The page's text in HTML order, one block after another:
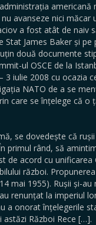
avanseze nici
a fost atât de naiv
Stat James Baker și
două documente
ul OSCE de la
3 iulie 2008 cu ocazia
NATO de a se
care se înțelege că o
se dovedește că
primul rând, să
de acord cu
război.
mai 1955). Rușii și-
renunțat la imperiul
a onorat înțelegerile
astăzi Război Rece […].